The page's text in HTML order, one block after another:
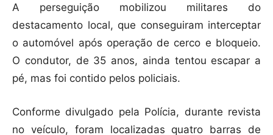
A perseguição mobilizou militares do
destacamento local, que conseguiram interceptar
o automóvel após operação de cerco e bloqueio.
O condutor, de 35 anos, ainda tentou escapar a
pé, mas foi contido pelos policiais.
Conforme divulgado pela Polícia, durante revista
no veículo, foram localizadas quatro barras de